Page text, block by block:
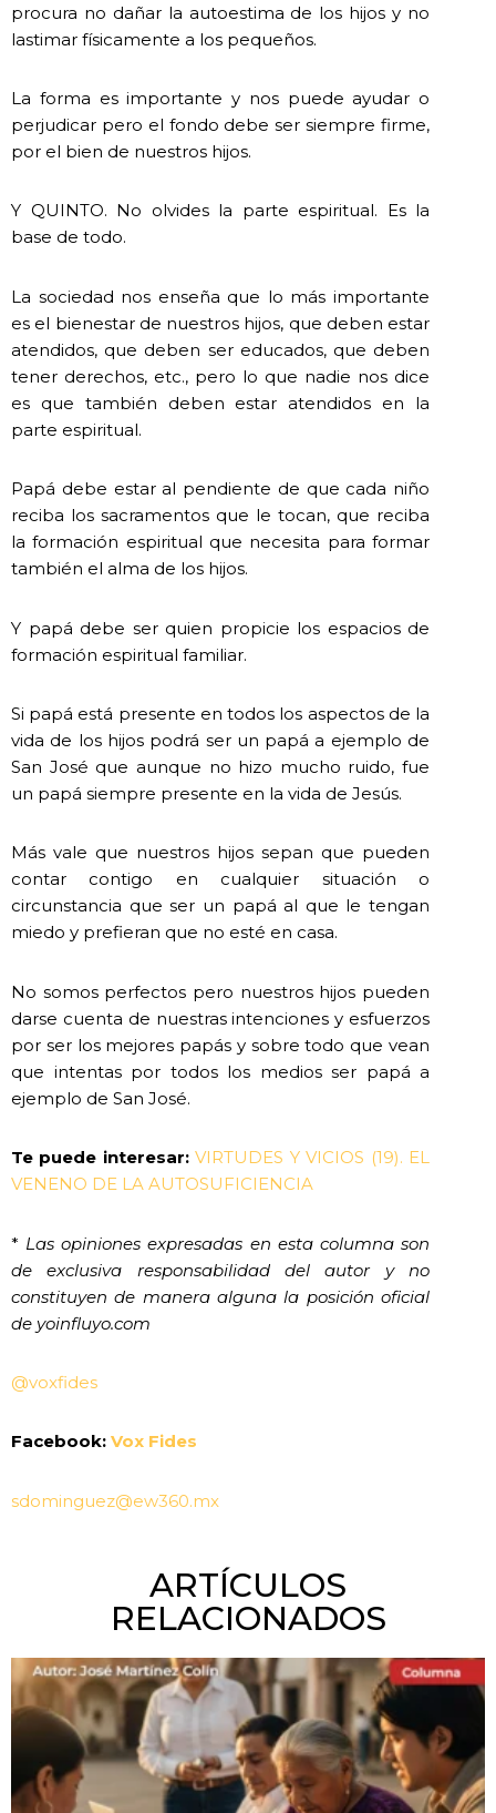
procura no dañar la autoestima de los hijos y no
lastimar físicamente a los pequeños.
La forma es importante y nos puede ayudar o
perjudicar pero el fondo debe ser siempre firme,
por el bien de nuestros hijos.
Y QUINTO. No olvides la parte espiritual. Es la
base de todo.
La sociedad nos enseña que lo más importante
es el bienestar de nuestros hijos, que deben estar
atendidos, que deben ser educados, que deben
tener derechos, etc., pero lo que nadie nos dice
es que también deben estar atendidos en la
parte espiritual.
Papá debe estar al pendiente de que cada niño
reciba los sacramentos que le tocan, que reciba
la formación espiritual que necesita para formar
también el alma de los hijos.
Y papá debe ser quien propicie los espacios de
formación espiritual familiar.
Si papá está presente en todos los aspectos de la
vida de los hijos podrá ser un papá a ejemplo de
San José que aunque no hizo mucho ruido, fue
un papá siempre presente en la vida de Jesús.
Más vale que nuestros hijos sepan que pueden
contar contigo en cualquier situación o
circunstancia que ser un papá al que le tengan
miedo y prefieran que no esté en casa.
No somos perfectos pero nuestros hijos pueden
darse cuenta de nuestras intenciones y esfuerzos
por ser los mejores papás y sobre todo que vean
que intentas por todos los medios ser papá a
ejemplo de San José.
Te puede interesar: VIRTUDES Y VICIOS (19). EL
VENENO DE LA AUTOSUFICIENCIA
* Las opiniones expresadas en esta columna son
de exclusiva responsabilidad del autor y no
constituyen de manera alguna la posición oficial
de yoinfluyo.com
@voxfides
Facebook: Vox Fides
sdominguez@ew360.mx
ARTÍCULOS
RELACIONADOS